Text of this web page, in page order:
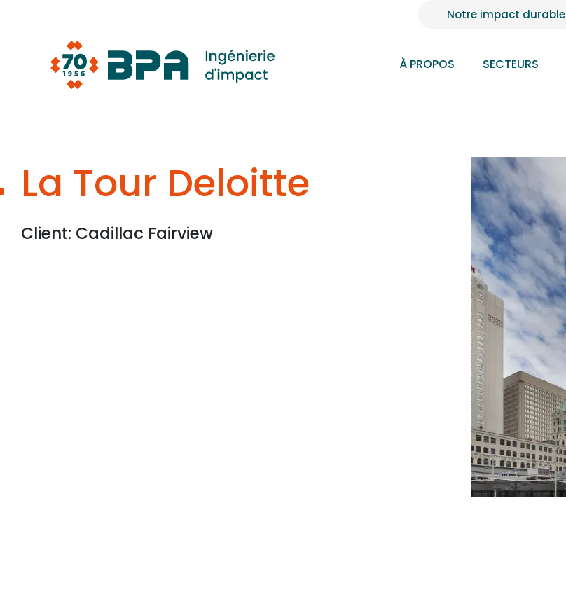
Notre impact durable
À PROPOS SECTEURS
La Tour Deloitte
Client: Cadillac Fairview